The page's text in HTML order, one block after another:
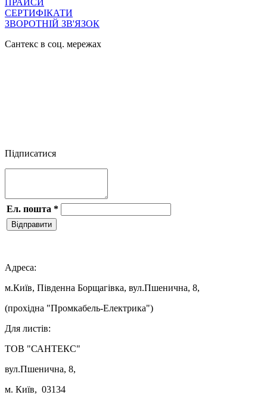
СЕРТИФІКАТИ
ЗВОРОТНІЙ ЗВ'ЯЗОК
Сантекс в соц. мережах
Підписатися
Ел. пошта *
Відправити
Адреса:
м.Київ, Південна Борщагівка, вул.Пшенична, 8,
(прохідна "Промкабель-Електрика")
Для листів:
ТОВ "САНТЕКС"
вул.Пшенична, 8,
м. Київ, 03134